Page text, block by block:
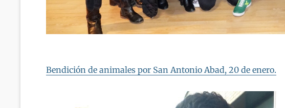
Bendición de animales por San Antonio Abad, 20 de enero.